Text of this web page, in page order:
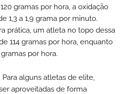
gramas por hora, a oxidação
1,3 a 1,9 grama por minuto.
prática, um atleta no topo dessa
114 gramas por hora, enquanto
por hora.
alguns atletas de elite,
aproveitadas de forma